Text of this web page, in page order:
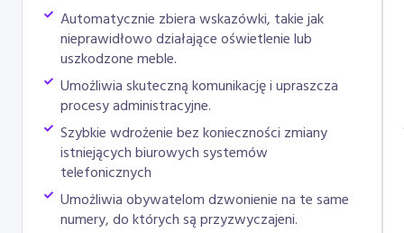
Automatycznie zbiera wskazówki, takie jak
nieprawidłowo działające oświetlenie lub
uszkodzone meble.
Umożliwia skuteczną komunikację i upraszcza
procesy administracyjne.
Szybkie wdrożenie bez konieczności zmiany
istniejących biurowych systemów
telefonicznych
Umożliwia obywatelom dzwonienie na te same
numery, do których są przyzwyczajeni.